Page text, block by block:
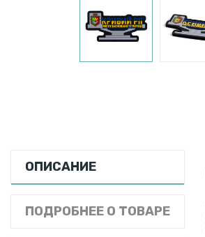
ОПИСАНИЕ
ПОДРОБНЕЕ О ТОВАРЕ